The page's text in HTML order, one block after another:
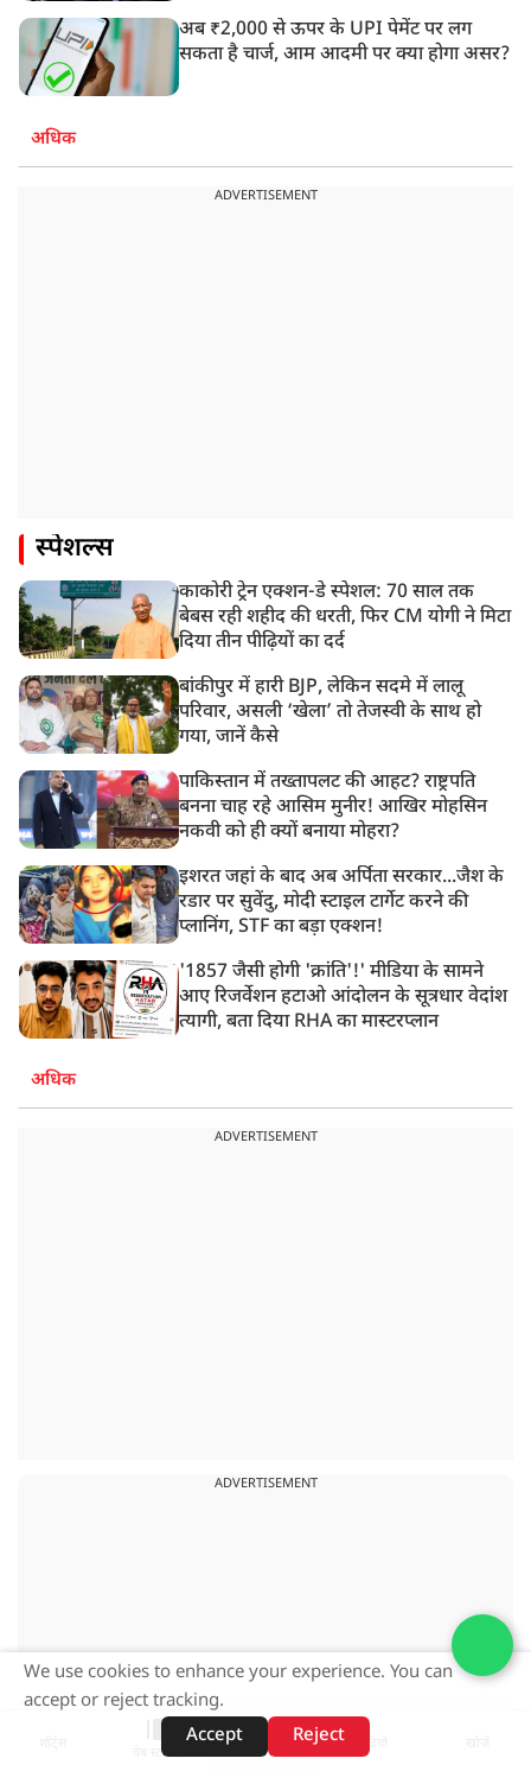
अब ₹2,000 से ऊपर के UPI पेमेंट पर लग
सकता है चार्ज, आम आदमी पर क्या होगा असर?
अधिक
ADVERTISEMENT
स्पेशल्स
काकोरी ट्रेन एक्शन-डे स्पेशल: 70 साल तक
बेबस रही शहीद की धरती, फिर CM योगी ने मिटा
दिया तीन पीढ़ियों का दर्द
बांकीपुर में हारी BJP, लेकिन सदमे में लालू
परिवार, असली ‘खेला’ तो तेजस्वी के साथ हो
गया, जानें कैसे
पाकिस्तान में तख्तापलट की आहट? राष्ट्रपति
बनना चाह रहे आसिम मुनीर! आखिर मोहसिन
नकवी को ही क्यों बनाया मोहरा?
इशरत जहां के बाद अब अर्पिता सरकार...जैश के
रडार पर सुवेंदु, मोदी स्टाइल टार्गेट करने की
प्लानिंग, STF का बड़ा एक्शन!
'1857 जैसी होगी 'क्रांति'!' मीडिया के सामने
आए रिजर्वेशन हटाओ आंदोलन के सूत्रधार वेदांश
त्यागी, बता दिया RHA का मास्टरप्लान
अधिक
ADVERTISEMENT
ADVERTISEMENT
वेब स्टोरीज़
We use cookies to enhance your experience. You can
accept or reject tracking.
Accept
Reject